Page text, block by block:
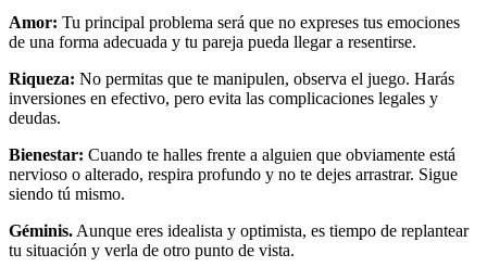
Amor: Tu principal problema será que no expreses tus emociones
de una forma adecuada y tu pareja pueda llegar a resentirse.
Riqueza: No permitas que te manipulen, observa el juego. Harás
inversiones en efectivo, pero evita las complicaciones legales y
deudas.
Bienestar: Cuando te halles frente a alguien que obviamente está
nervioso o alterado, respira profundo y no te dejes arrastrar. Sigue
siendo tú mismo.
Géminis. Aunque eres idealista y optimista, es tiempo de replantear
tu situación y verla de otro punto de vista.